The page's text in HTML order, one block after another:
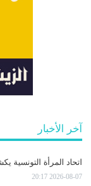
آخر الأخبار
اتحاد المرأة
2026-08-07 20:17